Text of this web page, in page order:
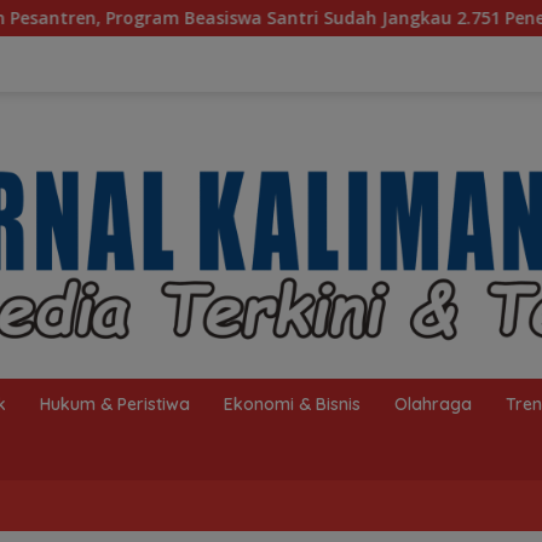
Santri Sudah Jangkau 2.751 Penerima Bagaimana
Hukum & Peristiwa Ekonomi & Bisnis Olahraga